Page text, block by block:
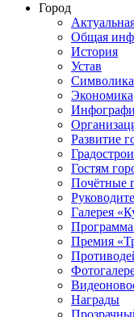
Город
Общая
История
Устав
Символика
Экономика
Развитие
Гостям
Почётные
Галерея
Премия
Награды